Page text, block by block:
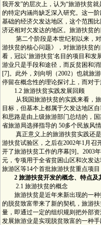
我开发”的层次上，认为“旅游扶贫
的特定内涵尚缺乏深入研究。这一
基础的经济欠发达地区，这个范围
济还相对欠发达的地区。旅游扶贫
第二个阶段是本世纪初以来，对
游扶贫的核心问题》，对旅游扶贫
看，冠以‘旅游扶贫'名目的项目和发
游业只是手段和途径，而反贫困和
[7]。此外，刘向明（2002）也就旅
停留在概念性的理论探讨上，而对
1.2 旅游扶贫实践发展回顾
从我国旅游扶贫的实践来看，旅
目标，但基本上都属于欠发达地区
和思路是由上级旅游部门总结的，
省旅游局选择指导的 50多个民族风
真正意义上的旅游扶贫实践还是
游扶贫试验区，之后在2002年1月
开了旅游扶贫工作的序幕[9]。2003
元，专项用于全省贫困山区和次发
旅游区等14个首批旅游扶贫重点项
2 旅游扶贫开发的概念、特点及
2.1 旅游扶贫的概念
旅游扶贫是近年来新出现的一种
的脱贫致富带来了新的契机，旅游
量，即通过一定的组织规则把外部
发展旅游业是实现脱贫致富的一种